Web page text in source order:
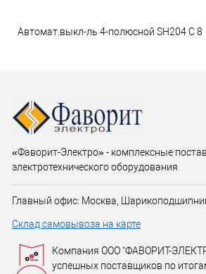
Автомат.выкл-ль 4-полюсной SH204 C 8
«Фаворит-Электро» - комплексные
электротехнического оборудования
Главный офис: Москва,
Склад самовывоза на карте
Компания ООО "ФАВОРИТ-
успешных поставщиков по